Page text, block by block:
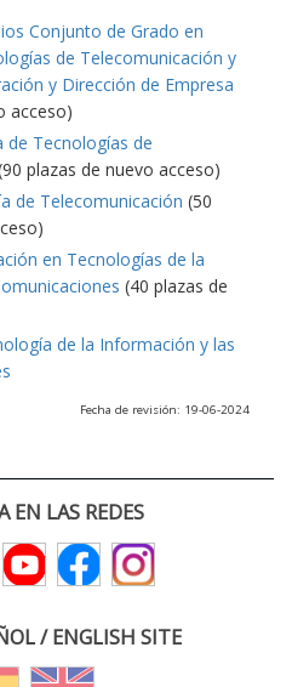
Conjunto de Grado en
de Telecomunicación y
y Dirección de Empresa
acceso)
de Tecnologías de
plazas de nuevo acceso)
de Telecomunicación (50
en Tecnologías de la
(40 plazas de
de la Información y las
Fecha de revisión: 19-06-2024
EN LAS REDES
/ ENGLISH SITE